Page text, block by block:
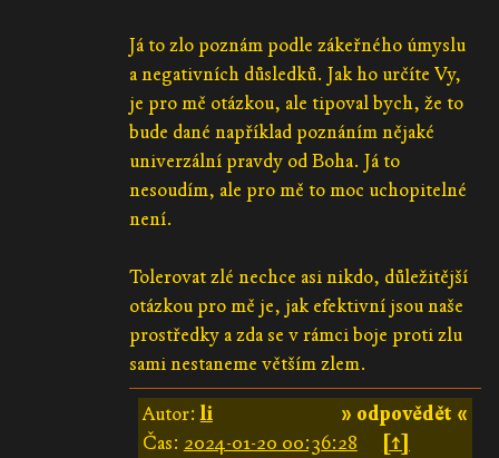
Já to zlo poznám podle zákeřného úmyslu
a negativních důsledků. Jak ho určíte Vy,
je pro mě otázkou, ale tipoval bych, že to
bude dané například poznáním nějaké
univerzální pravdy od Boha. Já to
nesoudím, ale pro mě to moc uchopitelné
není.
Tolerovat zlé nechce asi nikdo, důležitější
otázkou pro mě je, jak efektivní jsou naše
prostředky a zda se v rámci boje proti zlu
sami nestaneme větším zlem.
» odpovědět «
Autor:li
Čas: 2024-01-20 00:36:28
[↑]